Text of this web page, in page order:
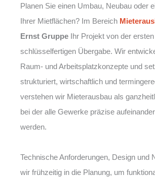
Planen Sie einen Umbau, Neubau oder
Ihrer Mietflächen? Im Bereich
Ernst Gruppe Ihr Projekt von der
schlüsselfertigen Übergabe. Wir
Raum- und Arbeitsplatzkonzepte und
strukturiert, wirtschaftlich und
verstehen wir Mieterausbau als
bei der alle Gewerke präzise
werden.
Technische Anforderungen, Design und
wir frühzeitig in die Planung, um